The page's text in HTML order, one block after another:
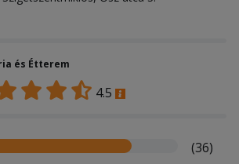
és Étterem
4.5
(36)